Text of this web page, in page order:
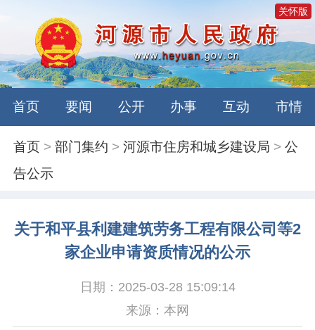
关怀版
首页 要闻 公开 办事 互动 市情
首页 >部门集约 >河源市住房和城乡建设局 >公
告公示
关于和平县利建建筑劳务工程有限公司等2
家企业申请资质情况的公示
日期：2025-03-28 15:09:14
来源：本网